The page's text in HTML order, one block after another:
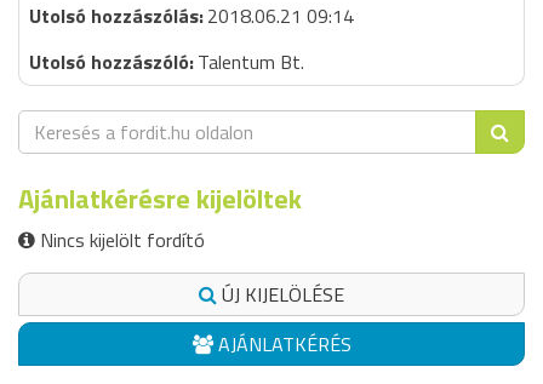
2018.06.21 09:14
Talentum Bt.
Ajánlatkérésre kijelöltek
Nincs kijelölt fordító
ÚJ KIJELÖLÉSE
AJÁNLATKÉRÉS